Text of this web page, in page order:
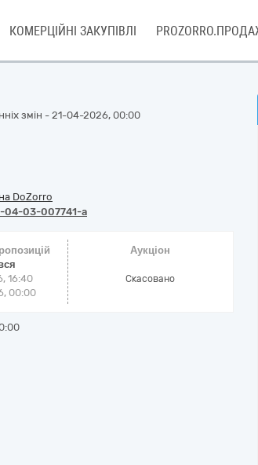
КОМЕРЦІЙНІ ЗАКУПІВЛІ
змін - 21-04-2026, 00:00
на DoZorro
04-03-007741-a
16:40
00:00
Аукціон
Cкасовано